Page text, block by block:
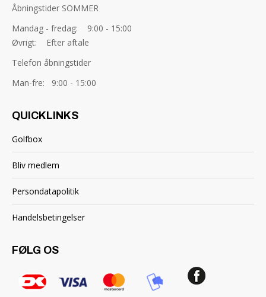
Åbningstider SOMMER
Mandag - fredag: 9:00 - 15:00
Øvrigt: Efter aftale
Telefon åbningstider
Man-fre: 9:00 - 15:00
QUICKLINKS
Golfbox
Bliv medlem
Persondatapolitik
Handelsbetingelser
FØLG OS